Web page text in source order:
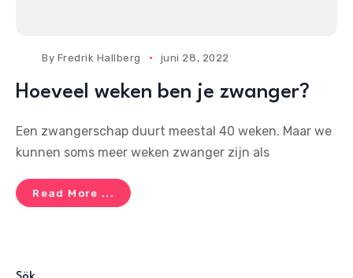
By Fredrik Hallberg juni 28, 2022
Hoeveel weken ben je zwanger?
Een zwangerschap duurt meestal 40 weken. Maar we
kunnen soms meer weken zwanger zijn als
Read More ...